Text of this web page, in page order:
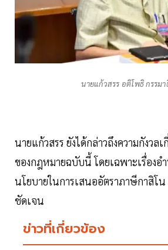
นายแก้วสรร อติโพธิ กรรมา
นายแก้วสรร ยังได้กล่าวถึงความกังวล
ของกฎหมายฉบับนี้ โดยเฉพาะเรื่องอ
นโยบายในการเสนออัตราภาษีกาสิโน
ชัดเจน
ข่าวที่เกี่ยวข้อง